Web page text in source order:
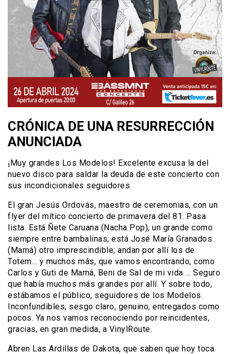
CRÓNICA DE UNA RESURRECCIÓN
ANUNCIADA
¡Muy grandes Los Modelos! Excelente excusa la del
nuevo disco para saldar la deuda de este concierto con
sus incondicionales seguidores.
El gran Jesús Ordovás, maestro de ceremonias, con un
flyer del mítico concierto de primavera del 81. Pasa
lista. Está Ñete Caruana (Nacha Pop), un grande como
siempre entre bambalinas; está José María Granados
(Mamá) otro imprescindible; andan por allí los de
Totem… y muchos más, que vamos encontrando, como
Carlos y Guti de Mamá, Beni de Sal de mi vida … Seguro
que había muchos más grandes por allí. Y sobre todo,
estábamos el público, seguidores de los Modelos.
Inconfundibles, sesgo claro, genuino, entregados como
pocos. Ya nos vamos reconociendo por reincidentes,
gracias, en gran medida, a VinylRoute.
Abren Las Ardillas de Dakota, que saben que hoy toca